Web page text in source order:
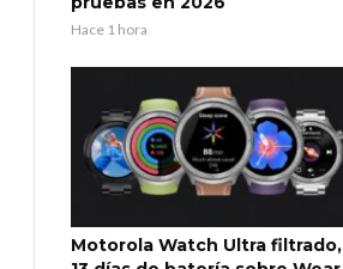
Hace 1 hora
Motorola Watch Ultra filtrado,